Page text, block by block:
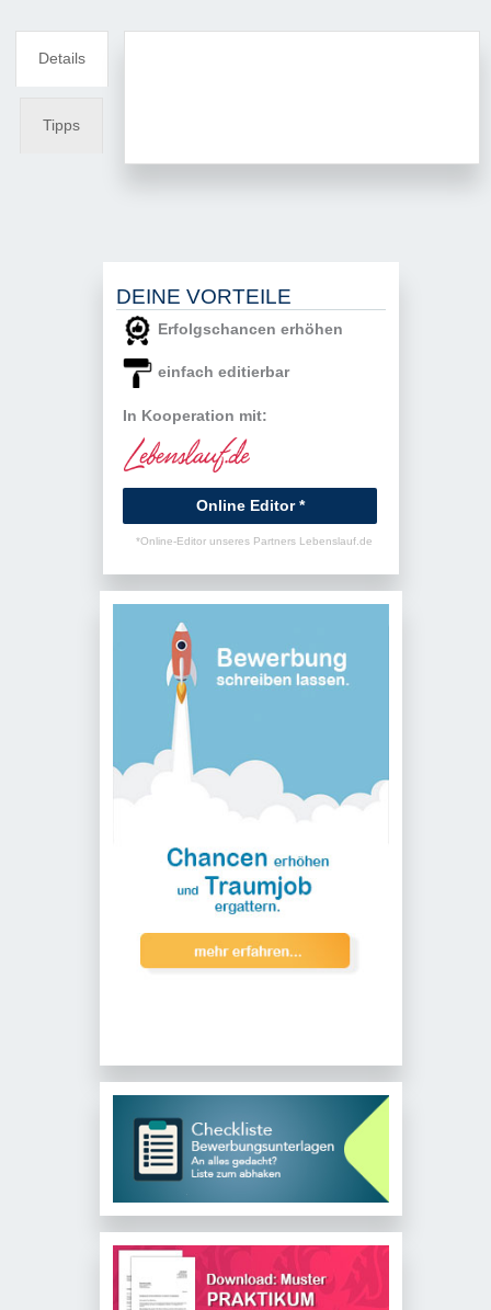
Details
Tipps
DEINE VORTEILE
Erfolgschancen erhöhen
einfach editierbar
In Kooperation mit:
Online Editor *
*Online-Editor unseres Partners Lebenslauf.de